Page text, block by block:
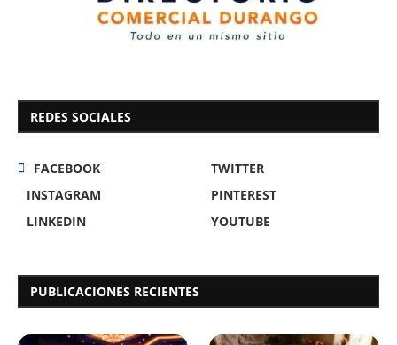
REDES SOCIALES
FACEBOOK
TWITTER
INSTAGRAM
PINTEREST
LINKEDIN
YOUTUBE
PUBLICACIONES RECIENTES